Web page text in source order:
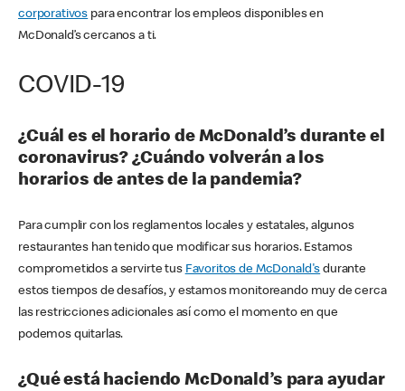
corporativos para encontrar los empleos disponibles en
McDonald’s cercanos a ti.
COVID-19
¿Cuál es el horario de McDonald’s durante el
coronavirus? ¿Cuándo volverán a los
horarios de antes de la pandemia?
Para cumplir con los reglamentos locales y estatales, algunos
restaurantes han tenido que modificar sus horarios. Estamos
comprometidos a servirte tus Favoritos de McDonald's durante
estos tiempos de desafíos, y estamos monitoreando muy de cerca
las restricciones adicionales así como el momento en que
podemos quitarlas.
¿Qué está haciendo McDonald’s para ayudar